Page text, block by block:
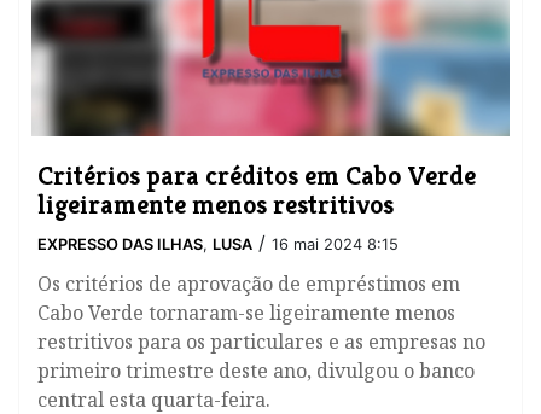
Critérios para créditos em Cabo Verde
ligeiramente menos restritivos
EXPRESSO DAS ILHAS, LUSA / 16 mai 2024 8:15
Os critérios de aprovação de empréstimos em
Cabo Verde tornaram-se ligeiramente menos
restritivos para os particulares e as empresas no
primeiro trimestre deste ano, divulgou o banco
central esta quarta-feira.